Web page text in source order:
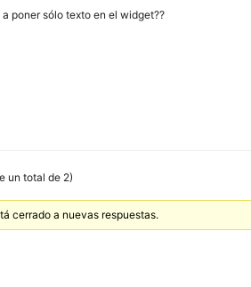
a poner sólo texto en el widget??
un total de 2)
cerrado a nuevas respuestas.